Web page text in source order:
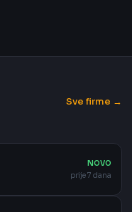
Sve firme →
NOVO
prije 7 dana